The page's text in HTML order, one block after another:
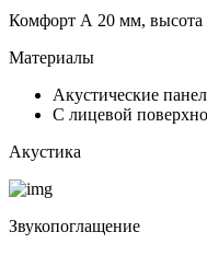
Комфорт А 20 мм, высота
Материалы
Акустические
С лицевой
Акустика
Звукопоглащение